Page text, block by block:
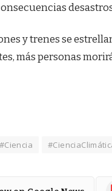
y trenes se
más personas
#Ciencia